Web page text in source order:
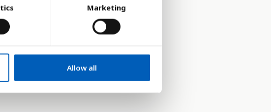
Marketing
Allow all